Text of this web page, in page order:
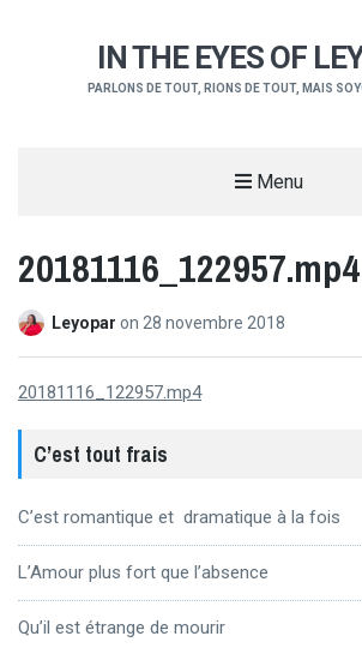
IN THE EYES OF
PARLONS DE TOUT, RIONS DE TOUT, MAIS
Menu
20181116_122957.mp4
Leyopar on 28 novembre 2018
20181116_122957.mp4
C’est tout frais
C’est romantique et dramatique à la fois
L’Amour plus fort que l’absence
Qu’il est étrange de mourir